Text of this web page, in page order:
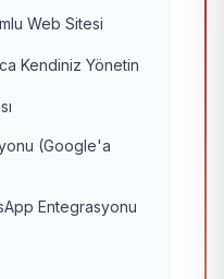
Web Sitesi
Kendiniz Yönetin
(Google'a
Entegrasyonu